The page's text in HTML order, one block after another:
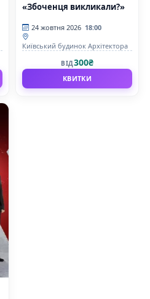
«Збоченця викликали?»
24 жовтня 2026 18:00
Київський будинок Архітектора
ВІД300₴
КВИТКИ